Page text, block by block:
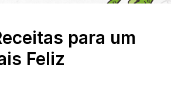
para um
Feliz